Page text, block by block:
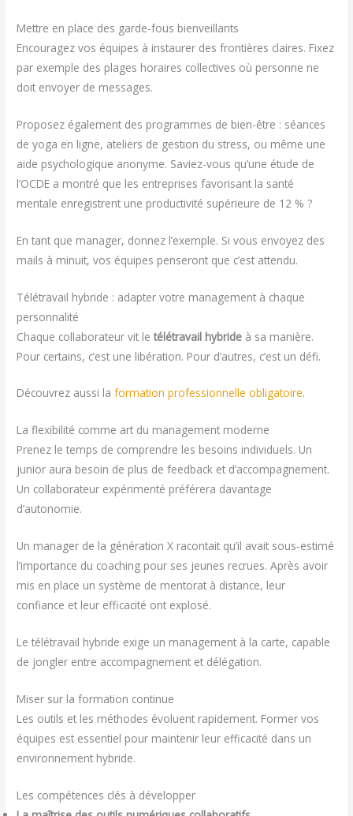
Mettre en place des garde-fous bienveillants
Encouragez vos équipes à instaurer des frontières claires. Fixez
par exemple des plages horaires collectives où personne ne
doit envoyer de messages.
Proposez également des programmes de bien-être : séances
de yoga en ligne, ateliers de gestion du stress, ou même une
aide psychologique anonyme. Saviez-vous qu’une étude de
l’OCDE a montré que les entreprises favorisant la santé
mentale enregistrent une productivité supérieure de 12 % ?
En tant que manager, donnez l’exemple. Si vous envoyez des
mails à minuit, vos équipes penseront que c’est attendu.
Télétravail hybride : adapter votre management à chaque
personnalité
Chaque collaborateur vit letélétravail hybride à sa manière.
Pour certains, c’est une libération. Pour d’autres, c’est un défi.
Découvrez aussi laformation professionnelle obligatoire.
La flexibilité comme art du management moderne
Prenez le temps de comprendre les besoins individuels. Un
junior aura besoin de plus de feedback et d’accompagnement.
Un collaborateur expérimenté préférera davantage
d’autonomie.
Un manager de la génération X racontait qu’il avait sous-estimé
l’importance du coaching pour ses jeunes recrues. Après avoir
mis en place un système de mentorat à distance, leur
confiance et leur efficacité ont explosé.
Le télétravail hybride exige un management à la carte, capable
de jongler entre accompagnement et délégation.
Miser sur la formation continue
Les outils et les méthodes évoluent rapidement. Former vos
équipes est essentiel pour maintenir leur efficacité dans un
environnement hybride.
Les compétences clés à développer